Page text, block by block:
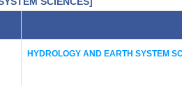
HYDROLOGY AND EARTH SYSTEM